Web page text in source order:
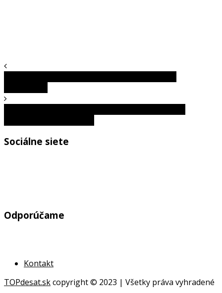
Sociálne siete
Odporúčame
Kontakt
TOPdesat.skcopyright © 2023 | Všetky práva vyhradené